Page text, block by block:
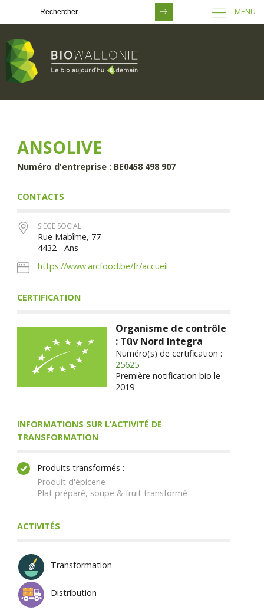
principal
MENU
ANSOLIVE
Numéro d'entreprise : BE0458 498 907
CONTACTS
SIÈGE SOCIAL
Rue Mabîme, 77
4432 - Ans
https://www.arcfood.be/fr/accueil
CERTIFICATION
Organisme de contrôle
: Tüv Nord Integra
Numéro(s) de certification :
25625
Première notification bio le
2019
INFORMATIONS SUR L’ACTIVITÉ DE
TRANSFORMATION
Produits transformés :
Produit d'épicerie
Plat préparé, soupe & fruit transformé
ACTIVITÉS
Transformation
Distribution